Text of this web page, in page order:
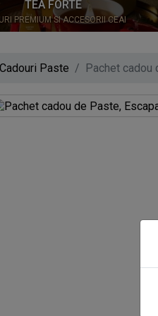
TEA FORTE
PREMIUM SI ACCESORII CEAI
Cadouri Paste Pachet cadou